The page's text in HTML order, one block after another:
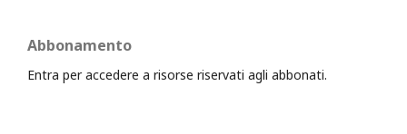
Abbonamento
Entra per accedere a risorse riservati agli abbonati.